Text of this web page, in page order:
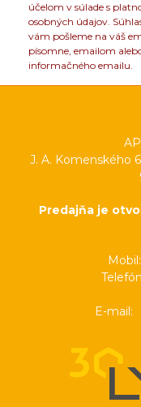
účelom v súlade s
osobných údajov.
vám pošleme na váš
písomne, emailom
informačného emailu.
J. A. Komenského
Predajňa je
E-mail: